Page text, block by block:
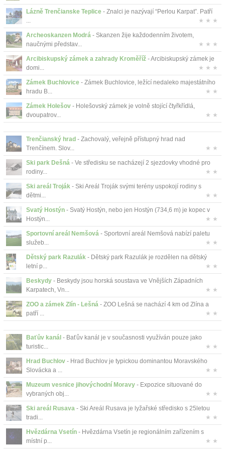
Lázně Trenčianske Teplice - Znalci je nazývají “Perlou Karpat”. Patří
...
★ ★ ★
Archeoskanzen Modrá - Skanzen žije každodenním životem,
naučnými představ...
★ ★ ★
Arcibiskupský zámek a zahrady Kroměříž - Arcibiskupský zámek je
domi...
★ ★ ★
Zámek Buchlovice - Zámek Buchlovice, ležící nedaleko majestátního
hradu B...
★ ★
Zámek Holešov - Holešovský zámek je volně stojící čtyřkřídlá,
dvoupatrov...
★ ★
Trenčianský hrad - Zachovalý, veřejně přístupný hrad nad
Trenčínem. Slov...
★ ★
Ski park Dešná - Ve středisku se nacházejí 2 sjezdovky vhodné pro
rodiny...
★ ★
Ski areál Troják - Ski Areál Troják svými terény uspokojí rodiny s
dětmi...
★ ★
Svatý Hostýn - Svatý Hostýn, nebo jen Hostýn (734,6 m) je kopec v
Hostýn...
★ ★
Sportovní areál Nemšová - Sportovní areál Nemšová nabízí paletu
služeb...
★ ★
Dětský park Razulák - Dětský park Razulák je rozdělen na dětský
letní p...
★ ★
Beskydy - Beskydy jsou horská soustava ve Vnějších Západních
Karpatech, Vn...
★ ★
ZOO a zámek Zlín - Lešná - ZOO Lešná se nachází 4 km od Zlína a
patří ...
★ ★
Baťův kanál - Baťův kanál je v současnosti využíván pouze jako
turistic...
★ ★
Hrad Buchlov - Hrad Buchlov je typickou dominantou Moravského
Slovácka a ...
★ ★
Muzeum vesnice jihovýchodní Moravy - Expozice situované do
vybraných obj...
★ ★
Ski areál Rusava - Ski Areál Rusava je lyžařské středisko s 25letou
tradi...
★ ★
Hvězdárna Vsetín - Hvězdárna Vsetín je regionálním zařízením s
místní p...
★ ★